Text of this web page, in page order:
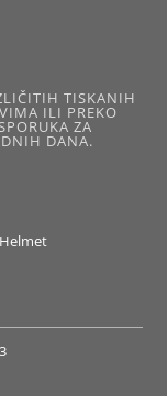
TISKANIH
ILI PREKO
ZA
DANA.